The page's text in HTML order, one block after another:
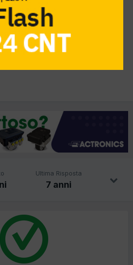
2018
car saltuariamente da errore P0121
brain-bee segnale pedale
ho provato a pulire connettori si
errori, volevo gentilmente
se sia il pedale o il corpo
Ultima Risposta
7 anni